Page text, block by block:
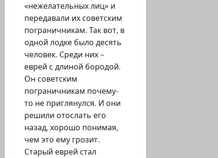
«нежелательных лиц» и
передавали их советским
пограничникам. Так вот, в
одной лодке было десять
человек. Среди них –
еврей с длиной бородой.
Он советским
пограничникам почему-
то не приглянулся. И они
решили отослать его
назад, хорошо понимая,
чем это ему грозит.
Старый еврей стал